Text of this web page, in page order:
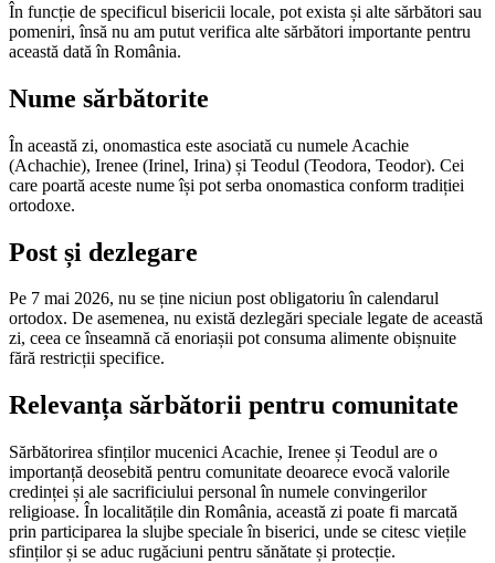
În funcție de specificul bisericii locale, pot exista și alte sărbători sau
pomeniri, însă nu am putut verifica alte sărbători importante pentru
această dată în România.
Nume sărbătorite
În această zi, onomastica este asociată cu numele Acachie
(Achachie), Irenee (Irinel, Irina) și Teodul (Teodora, Teodor). Cei
care poartă aceste nume își pot serba onomastica conform tradiției
ortodoxe.
Post și dezlegare
Pe 7 mai 2026, nu se ține niciun post obligatoriu în calendarul
ortodox. De asemenea, nu există dezlegări speciale legate de această
zi, ceea ce înseamnă că enoriașii pot consuma alimente obișnuite
fără restricții specifice.
Relevanța sărbătorii pentru comunitate
Sărbătorirea sfinților mucenici Acachie, Irenee și Teodul are o
importanță deosebită pentru comunitate deoarece evocă valorile
credinței și ale sacrificiului personal în numele convingerilor
religioase. În localitățile din România, această zi poate fi marcată
prin participarea la slujbe speciale în biserici, unde se citesc viețile
sfinților și se aduc rugăciuni pentru sănătate și protecție.